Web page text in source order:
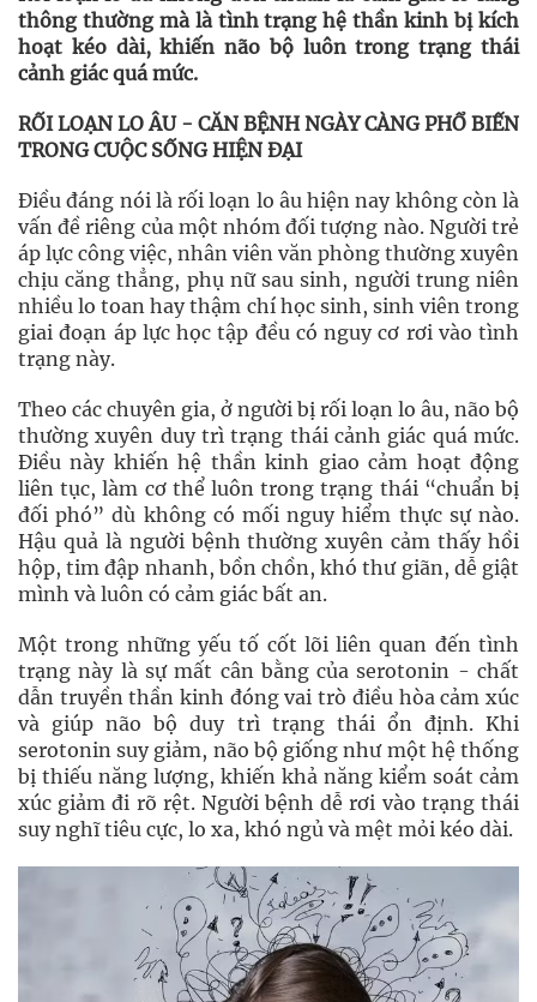
thông thường mà là tình trạng hệ thần kinh bị kích
hoạt kéo dài, khiến não bộ luôn trong trạng thái
cảnh giác quá mức.
RỐI LOẠN LO ÂU - CĂN BỆNH NGÀY CÀNG PHỔ BIẾN
TRONG CUỘC SỐNG HIỆN ĐẠI
Điều đáng nói là rối loạn lo âu hiện nay không còn là
vấn đề riêng của một nhóm đối tượng nào. Người trẻ
áp lực công việc, nhân viên văn phòng thường xuyên
chịu căng thẳng, phụ nữ sau sinh, người trung niên
nhiều lo toan hay thậm chí học sinh, sinh viên trong
giai đoạn áp lực học tập đều có nguy cơ rơi vào tình
trạng này.
Theo các chuyên gia, ở người bị rối loạn lo âu, não bộ
thường xuyên duy trì trạng thái cảnh giác quá mức.
Điều này khiến hệ thần kinh giao cảm hoạt động
liên tục, làm cơ thể luôn trong trạng thái “chuẩn bị
đối phó” dù không có mối nguy hiểm thực sự nào.
Hậu quả là người bệnh thường xuyên cảm thấy hồi
hộp, tim đập nhanh, bồn chồn, khó thư giãn, dễ giật
mình và luôn có cảm giác bất an.
Một trong những yếu tố cốt lõi liên quan đến tình
trạng này là sự mất cân bằng của serotonin - chất
dẫn truyền thần kinh đóng vai trò điều hòa cảm xúc
và giúp não bộ duy trì trạng thái ổn định. Khi
serotonin suy giảm, não bộ giống như một hệ thống
bị thiếu năng lượng, khiến khả năng kiểm soát cảm
xúc giảm đi rõ rệt. Người bệnh dễ rơi vào trạng thái
suy nghĩ tiêu cực, lo xa, khó ngủ và mệt mỏi kéo dài.